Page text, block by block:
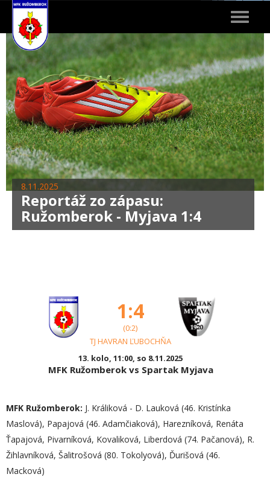
Toggle
8.11.2025
Reportáž zo zápasu:
Ružomberok - Myjava 1:4
1:4
(0:2)
TJ HAVRAN ĽUBOCHŇA
13. kolo, 11:00, so 8.11.2025
MFK Ružomberok vs Spartak Myjava
MFK Ružomberok: J. Králiková - D. Lauková (46. Kristínka
Maslová), Papajová (46. Adamčiaková), Harezníková, Renáta
Ťapajová, Pivarníková, Kovaliková, Liberdová (74. Pačanová), R.
Žihlavníková, Šalitrošová (80. Tokolyová), Ďurišová (46.
Macková)